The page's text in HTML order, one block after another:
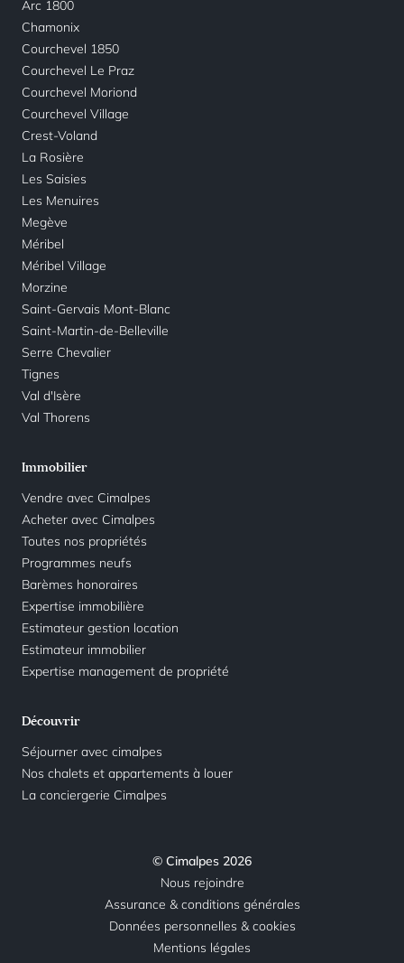
Arc 1800
Chamonix
Courchevel 1850
Courchevel Le Praz
Courchevel Moriond
Courchevel Village
Crest-Voland
La Rosière
Les Saisies
Les Menuires
Megève
Méribel
Méribel Village
Morzine
Saint-Gervais Mont-Blanc
Saint-Martin-de-Belleville
Serre Chevalier
Tignes
Val d'Isère
Val Thorens
Immobilier
Vendre avec Cimalpes
Acheter avec Cimalpes
Toutes nos propriétés
Programmes neufs
Barèmes honoraires
Expertise immobilière
Estimateur gestion location
Estimateur immobilier
Expertise management de propriété
Découvrir
Séjourner avec cimalpes
Nos chalets et appartements à louer
La conciergerie Cimalpes
© Cimalpes 2026
Nous rejoindre
Assurance & conditions générales
Données personnelles & cookies
Mentions légales